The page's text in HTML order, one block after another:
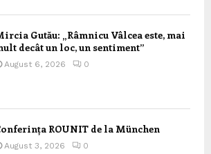
Gutău: „Râmnicu Vâlcea este, mai
decât un loc, un sentiment”
August 6, 2026 0
ROUNIT de la München
August 3, 2026 0